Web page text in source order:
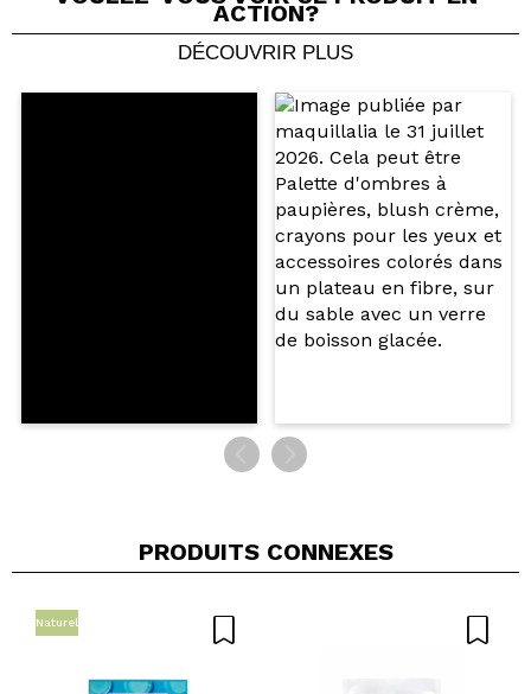
Partager une vidéo ou une photo
Votre vidéo pourrait être la première. Imaginez...
Recommandez-vous cet achat? Oui Non
5/5
ACTION?
DÉCOUVRIR PLUS
PRODUITS CONNEXES
Naturel